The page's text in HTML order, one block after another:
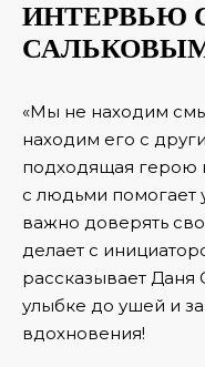
ИНТЕРВЬЮ
«Мы не находим
находим его с
подходящая герою
с людьми помогает
важно доверять
делает с
рассказывает Даня
улыбке до ушей и
вдохновения!